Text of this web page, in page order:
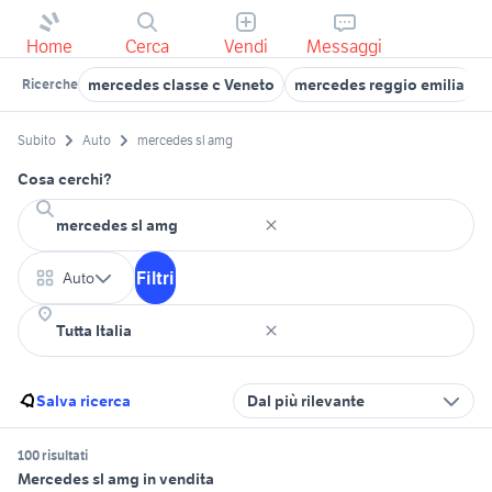
Home Cerca Vendi Messaggi
Ricerche mercedes classe c Veneto mercedes reggio emilia
Subito Auto mercedes sl amg
Cosa cerchi?
Auto Filtri
Salva ricerca Dal più rilevante
100 risultati
Mercedes sl amg in vendita